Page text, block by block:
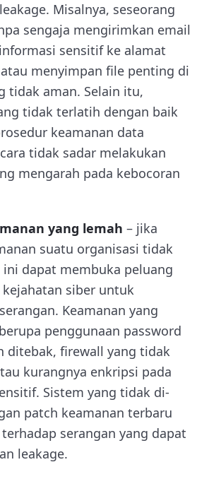
Misalnya, seseorang
sengaja mengirimkan email
sensitif ke alamat
menyimpan file penting di
tidak aman. Selain itu,
tidak terlatih dengan baik
keamanan data
tidak sadar melakukan
mengarah pada kebocoran
yang lemah – jika
suatu organisasi tidak
dapat membuka peluang
siber untuk
Keamanan yang
penggunaan password
ditebak, firewall yang tidak
kurangnya enkripsi pada
Sistem yang tidak di-
patch keamanan terbaru
serangan yang dapat
leakage.